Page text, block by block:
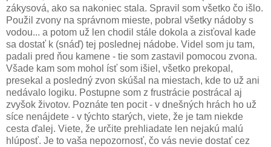
zákysová, ako sa nakoniec stala. Spravil som všetko čo išlo.
Použil zvony na správnom mieste, pobral všetky nádoby s
vodou... a potom už len chodil stále dokola a zisťoval kade
sa dostať k (snáď) tej poslednej nádobe. Videl som ju tam,
padali pred ňou kamene - tie som zastavil pomocou zvona.
Všade kam som mohol ísť som išiel, všetko prekopal,
presekal a posledný zvon skúšal na miestach, kde to už ani
nedávalo logiku. Postupne som z frustrácie postrácal aj
zvyšok životov. Poznáte ten pocit - v dnešných hrách ho už
síce nenájdete - v týchto starých, viete, že je tam niekde
cesta ďalej. Viete, že určite prehliadate len nejakú malú
hlúposť. Je to vaša nepozornosť, čo vás nevie dostať cez